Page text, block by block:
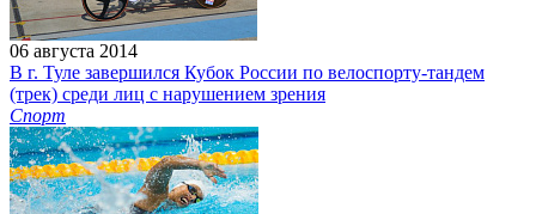
06 августа 2014
В г. Туле завершился Кубок России по велоспорту-тандем
(трек) среди лиц с нарушением зрения
Спорт